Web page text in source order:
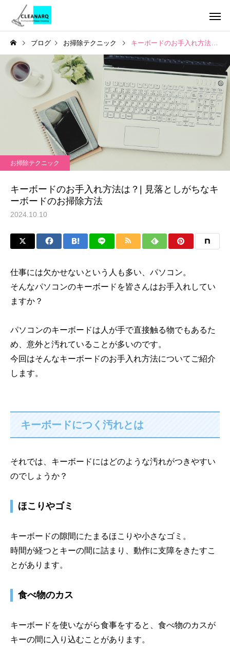
引っ越し前後まるごと
セット
チタンコーテ
レンジフードクリーニ
ング
お掃除テクニック
雑巾が向いていない掃除場
所とは | 間違った水拭きが
汚れを広げる理由と正しい
掃除方法
ハウスクリーニング
年1回は必ず掃除した
所リスト10選｜放置す
危険な家の汚れと家庭
ブログ お掃除テクニック キーボードのお手入れ方法は？| 見落としがちなキーボードのお掃除方法
お掃除テクニック
キーボードのお手入れ方法は？| 見落としがちなキ
ーボードのお掃除方法
2024.10.10
仕事には欠かせないという人も多い、パソコン。
そんなパソコンのキーボードを皆さんはお手入れしてい
ますか？
パソコンのキーボードは人が手で直接触る物でもあるた
め、意外と汚れていることが多いのです。
今回はそんなキーボードのお手入れ方法についてご紹介
します。
キーボードにつく汚れとは
それでは、キーボードにはどのような汚れがつきやすい
のでしょうか？
ほこりやゴミ
キーボードの隙間にたまるほこりや小さなゴミ。
時間が経つとキーの間に詰まり、動作に支障をきたすこ
とがあります。
食べ物のカス
キーボードを使いながら食事をすると、食べ物のカスが
キーの間に入り込むことがあります。